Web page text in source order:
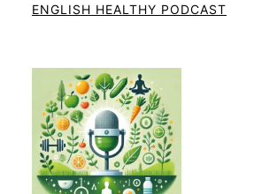
ENGLISH HEALTHY PODCAST